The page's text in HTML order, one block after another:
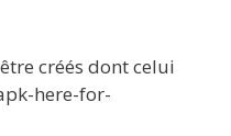
créés dont celui
here-for-